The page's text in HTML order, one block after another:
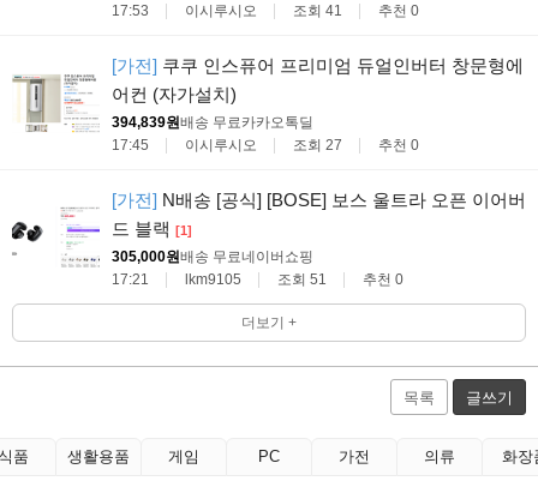
17:53
이시루시오 조회 41 추천 0
[가전] 쿠쿠 인스퓨어 프리미엄 듀얼인버터 창문형에
어컨 (자가설치)
394,839원배송 무료카카오톡딜
17:45
이시루시오 조회 27 추천 0
[가전] N배송 [공식] [BOSE] 보스 울트라 오픈 이어버
드 블랙 [1]
305,000원배송 무료네이버쇼핑
17:21
lkm9105 조회 51 추천 0
더보기 +
목록 글쓰기
품 생활용품 게임 PC 가전 의류 화장